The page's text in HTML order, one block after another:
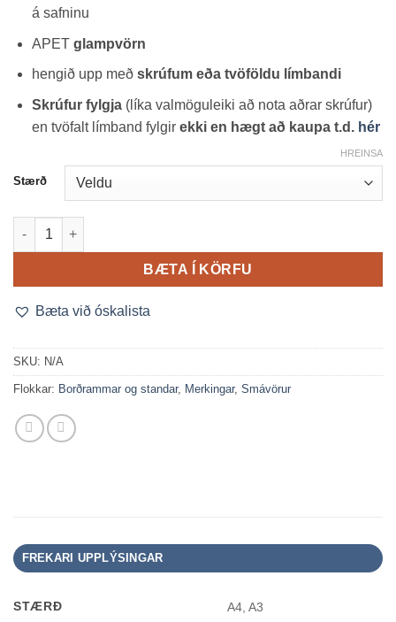
á safninu
APET glampvörn
hengið upp með skrúfum eða tvöföldu límbandi
Skrúfur fylgja(líka valmöguleiki að nota aðrar skrúfur)
en tvöfalt límband fylgir ekki en hægt að kaupa t.d. hér
Stærð
HREINSA
Smellurammi svartur (2 stærðir) quantity
BÆTA Í KÖRFU
Bæta við óskalista
SKU: N/A
Flokkar: Borðrammar og standar, Merkingar, Smávörur
FREKARI UPPLÝSINGAR
STÆRÐ A4, A3